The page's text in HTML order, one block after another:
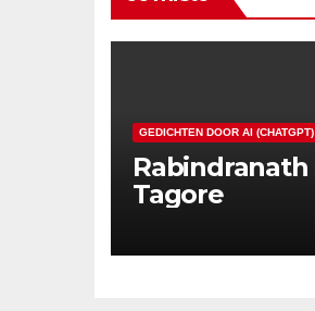
GEDICHTEN DOOR AI (CHATGPT)
Rabindranath
Tagore